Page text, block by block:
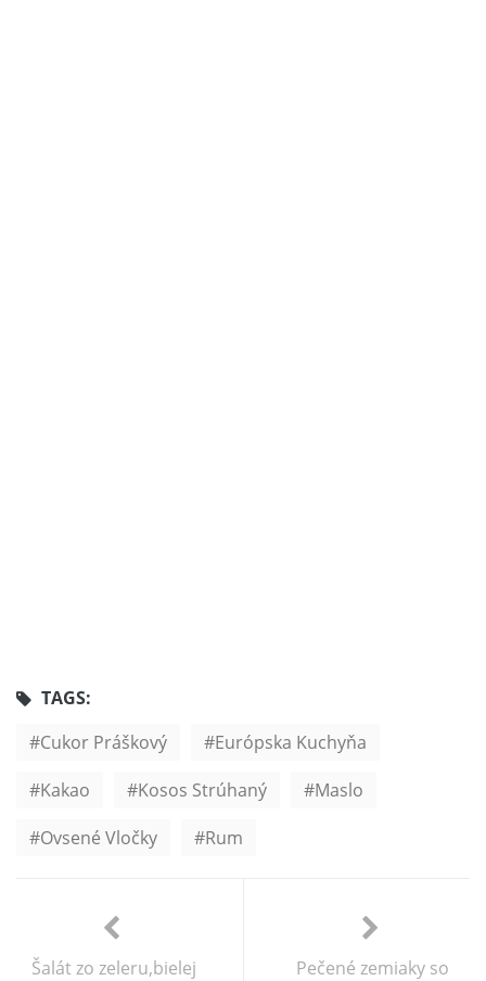
TAGS:
Cukor Práškový
Európska Kuchyňa
Kakao
Kosos Strúhaný
Maslo
Ovsené Vločky
Rum
Šalát zo zeleru,bielej Pečené zemiaky so